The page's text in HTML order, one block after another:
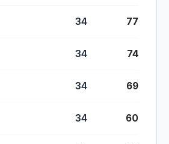
34 77
34 74
34 69
34 60